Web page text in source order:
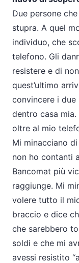
Due persone
stupra. A quel
individuo, che
telefono. Gli
resistere e di
quest’ultimo
convincere i due
dentro casa
oltre al mio
Mi minacciano
non ho contanti
Bancomat più
raggiunge. Mi
volere tutto il
braccio e dice
che sarebbero
soldi e che mi
avessi resistito